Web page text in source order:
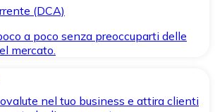
(DCA)
a poco senza preoccuparti delle
mercato.
nel tuo business e attira clienti